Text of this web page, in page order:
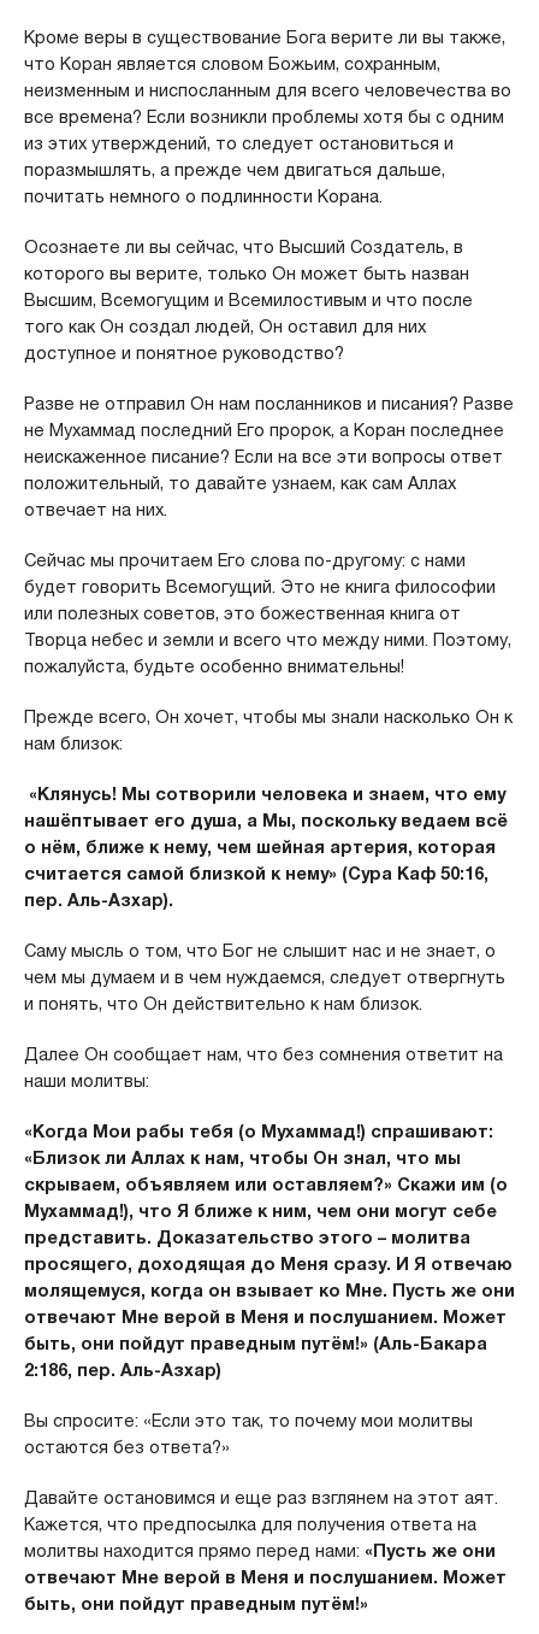
Кроме веры в существование Бога верите ли вы также,
что Коран является словом Божьим, сохранным,
неизменным и ниспосланным для всего человечества во
все времена? Если возникли проблемы хотя бы с одним
из этих утверждений, то следует остановиться и
поразмышлять, а прежде чем двигаться дальше,
почитать немного о подлинности Корана.
Осознаете ли вы сейчас, что Высший Создатель, в
которого вы верите, только Он может быть назван
Высшим, Всемогущим и Всемилостивым и что после
того как Он создал людей, Он оставил для них
доступное и понятное руководство?
Разве не отправил Он нам посланников и писания? Разве
не Мухаммад последний Его пророк, а Коран последнее
неискаженное писание? Если на все эти вопросы ответ
положительный, то давайте узнаем, как сам Аллах
отвечает на них.
Сейчас мы прочитаем Его слова по-другому: с нами
будет говорить Всемогущий. Это не книга философии
или полезных советов, это божественная книга от
Творца небес и земли и всего что между ними. Поэтому,
пожалуйста, будьте особенно внимательны!
Прежде всего, Он хочет, чтобы мы знали насколько Он к
нам близок:
«Клянусь! Мы сотворили человека и знаем, что ему
нашёптывает его душа, а Мы, поскольку ведаем всё
о нём, ближе к нему, чем шейная артерия, которая
считается самой близкой к нему» (Сура Каф 50:16,
пер. Аль-Азхар).
Саму мысль о том, что Бог не слышит нас и не знает, о
чем мы думаем и в чем нуждаемся, следует отвергнуть
и понять, что Он действительно к нам близок.
Далее Он сообщает нам, что без сомнения ответит на
наши молитвы:
«Когда Мои рабы тебя (о Мухаммад!) спрашивают:
«Близок ли Аллах к нам, чтобы Он знал, что мы
скрываем, объявляем или оставляем?» Скажи им (о
Мухаммад!), что Я ближе к ним, чем они могут себе
представить. Доказательство этого – молитва
просящего, доходящая до Меня сразу. И Я отвечаю
молящемуся, когда он взывает ко Мне. Пусть же они
отвечают Мне верой в Меня и послушанием. Может
быть, они пойдут праведным путём!» (Аль-Бакара
2:186, пер. Аль-Азхар)
Вы спросите: «Если это так, то почему мои молитвы
остаются без ответа?»
Давайте остановимся и еще раз взглянем на этот аят.
Кажется, что предпосылка для получения ответа на
молитвы находится прямо перед нами: « Пусть же они
отвечают Мне верой в Меня и послушанием. Может
быть, они пойдут праведным путём!»